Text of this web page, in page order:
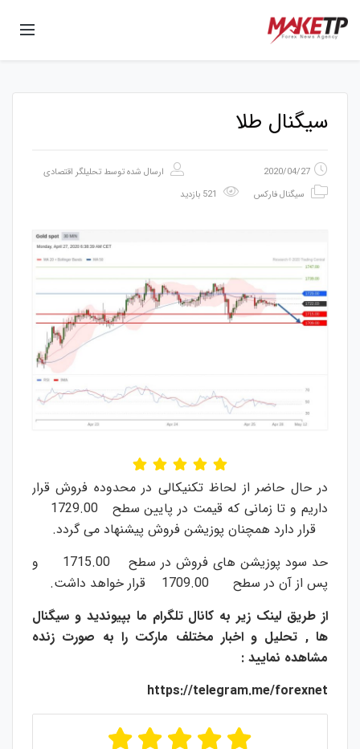
سیگنال طلا
2020/04/27 ارسال شده توسط تحلیلگر اقتصادی
سیگنال فارکس
در حال حاضر از لحاظ تکنیکالی در محدوده فروش قرار
قرار دارد همچنان پوزیشن فروش پیشنهاد می گردد.
حد سود پوزیشن های فروش در سطح 1715.00 و
پس از آن در سطح 1709.00 قرار خواهد داشت.
از طریق لینک زیر به کانال تلگرام ما بپیوندید و سیگنال
ها , تحلیل و اخبار مختلف مارکت را به صورت زنده
مشاهده نمایید :
https://telegram.me/forexnet